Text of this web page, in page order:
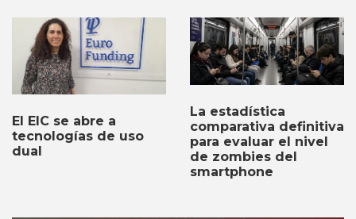
El EIC se abre a
tecnologías de uso
dual
La estadística
comparativa definitiva
para evaluar el nivel
de zombies del
smartphone